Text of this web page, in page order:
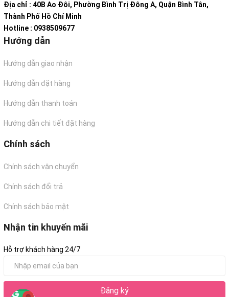
Địa chỉ : 40B Ao Đôi, Phường Bình Trị Đông A, Quận Bình Tân,
Thành Phố Hồ Chí Minh
Hotline : 0938509677
Hướng dẫn
Hướng dẫn giao nhận
Hướng dẫn đặt hàng
Hướng dẫn thanh toán
Hướng dẫn chi tiết đặt hàng
Chính sách
Chính sách vận chuyển
Chính sách đổi trả
Chính sách bảo mật
Nhận tin khuyến mãi
Hỗ trợ khách hàng 24/7
Đăng ký